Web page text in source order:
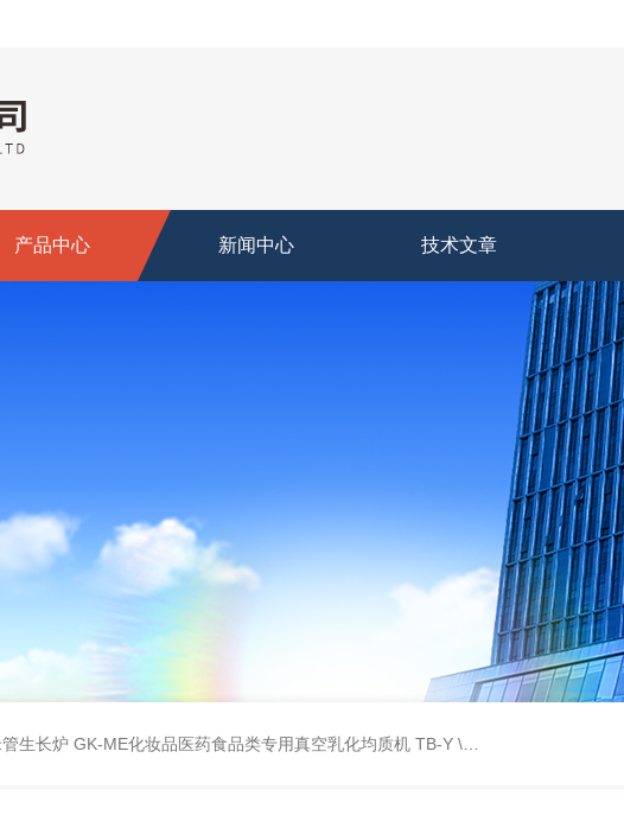
产品中心 新闻中心 技术文章
生长炉 GK-ME化妆品医药食品类专用真空乳化均质机 TB-Y \TB-SSID全自动圆瓶罐贴标机